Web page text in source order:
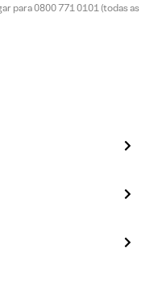
para 0800 771 0101 (todas as